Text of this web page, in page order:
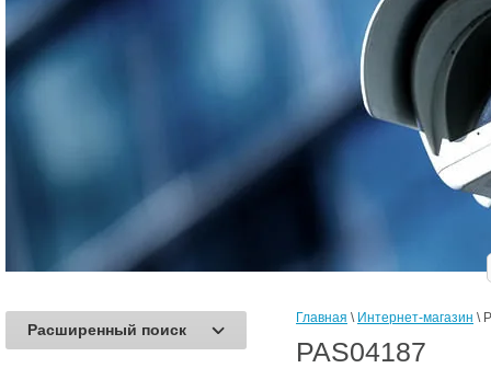
Главная \ Интернет-магазин \
PAS04187
Расширенный поиск